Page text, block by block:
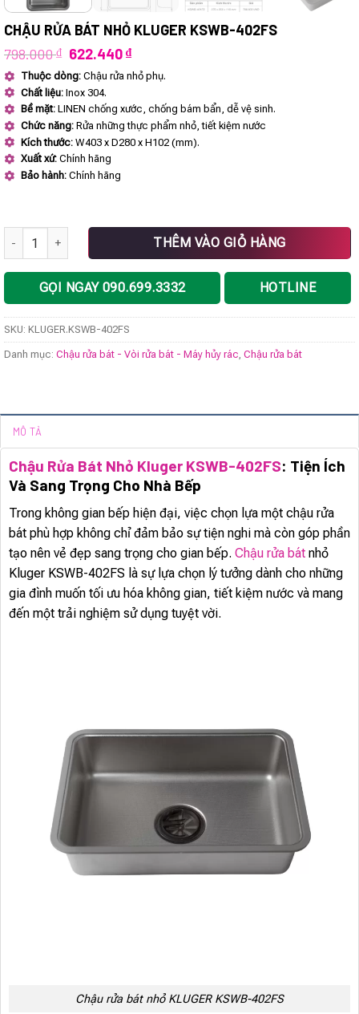
CHẬU RỬA BÁT NHỎ KLUGER KSWB-402FS
798.000₫ Giá
gốc
là:
798.000 ₫.
622.440₫Giá
hiện
tại
622.440 ₫.
Thuộc dòng: Chậu rửa nhỏ phụ.
Chất liệu: Inox 304.
Bề mặt: LINEN chống xước, chống bám bẩn, dễ vệ sinh.
Chức năng: Rửa những thực phẩm nhỏ, tiết kiệm nước
Kích thước: W403 x D280 x H102 (mm).
Xuất xứ: Chính hãng
Bảo hành: Chính hãng
Chậu rửa bát nhỏ KLUGER KSWB-402FS số lượng
THÊM VÀO GIỎ HÀNG
GỌI NGAY 090.699.3332 HOTLINE
SKU: KLUGER.KSWB-402FS
Danh mục: Chậu rửa bát - Vòi rửa bát - Máy hủy rác, Chậu rửa bát
MÔ TẢ
Chậu Rửa Bát Nhỏ Kluger KSWB-402FS: Tiện Ích
Và Sang Trọng Cho Nhà Bếp
Trong không gian bếp hiện đại, việc chọn lựa một chậu rửa
bát phù hợp không chỉ đảm bảo sự tiện nghi mà còn góp phần
tạo nên vẻ đẹp sang trọng cho gian bếp. Chậu rửa bát nhỏ
Kluger KSWB-402FS là sự lựa chọn lý tưởng dành cho những
gia đình muốn tối ưu hóa không gian, tiết kiệm nước và mang
đến một trải nghiệm sử dụng tuyệt vời.
Chậu rửa bát nhỏ KLUGER KSWB-402FS